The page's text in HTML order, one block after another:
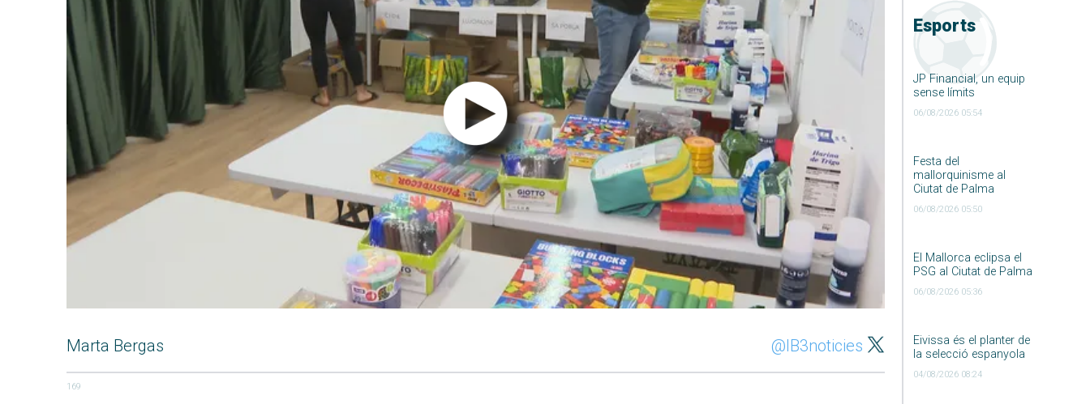
Esports
JP Financial, un equip
sense límits
06/08/2026 05:54
Festa del
mallorquinisme al
Ciutat de Palma
06/08/2026 05:50
El Mallorca eclipsa el
PSG al Ciutat de Palma
06/08/2026 05:36
Eivissa és el planter de
la selecció espanyola
04/08/2026 08:24
Marta Bergas @IB3noticies
169